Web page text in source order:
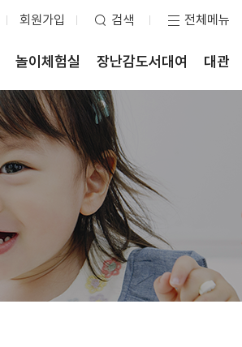
회원가입 검색 전체메뉴
놀이체험실 장난감도서대여 대관